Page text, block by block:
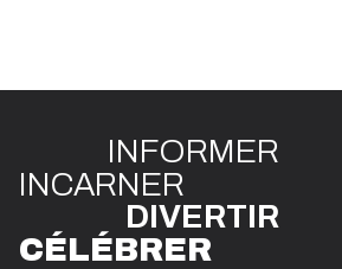
INFORMER
INCARNER
DIVERTIR
CÉLÉBRER